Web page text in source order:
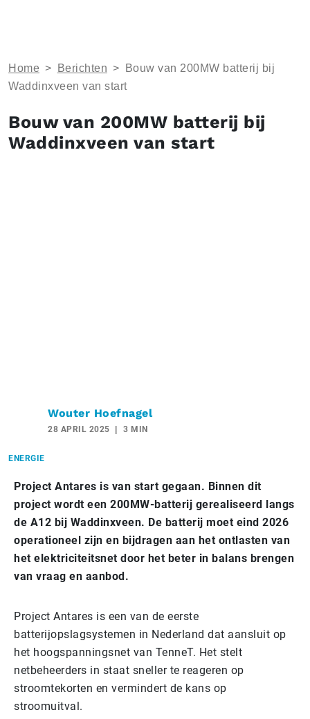
Home > Berichten >
Bouw van 200MW batterij bij
Waddinxveen van start
Bouw van 200MW batterij bij
Waddinxveen van start
Wouter Hoefnagel
28 APRIL 2025 3 MIN
ENERGIE
Project Antares is van start gegaan. Binnen dit
project wordt een 200MW-batterij gerealiseerd langs
de A12 bij Waddinxveen. De batterij moet eind 2026
operationeel zijn en bijdragen aan het ontlasten van
het elektriciteitsnet door het beter in balans brengen
van vraag en aanbod.
Project Antares is een van de eerste
batterijopslagsystemen in Nederland dat aansluit op
het hoogspanningsnet van TenneT. Het stelt
netbeheerders in staat sneller te reageren op
stroomtekorten en vermindert de kans op
stroomuitval.